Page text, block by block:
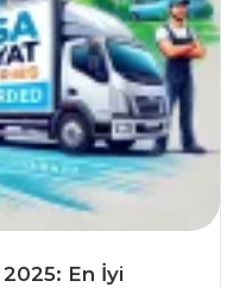
En İyi